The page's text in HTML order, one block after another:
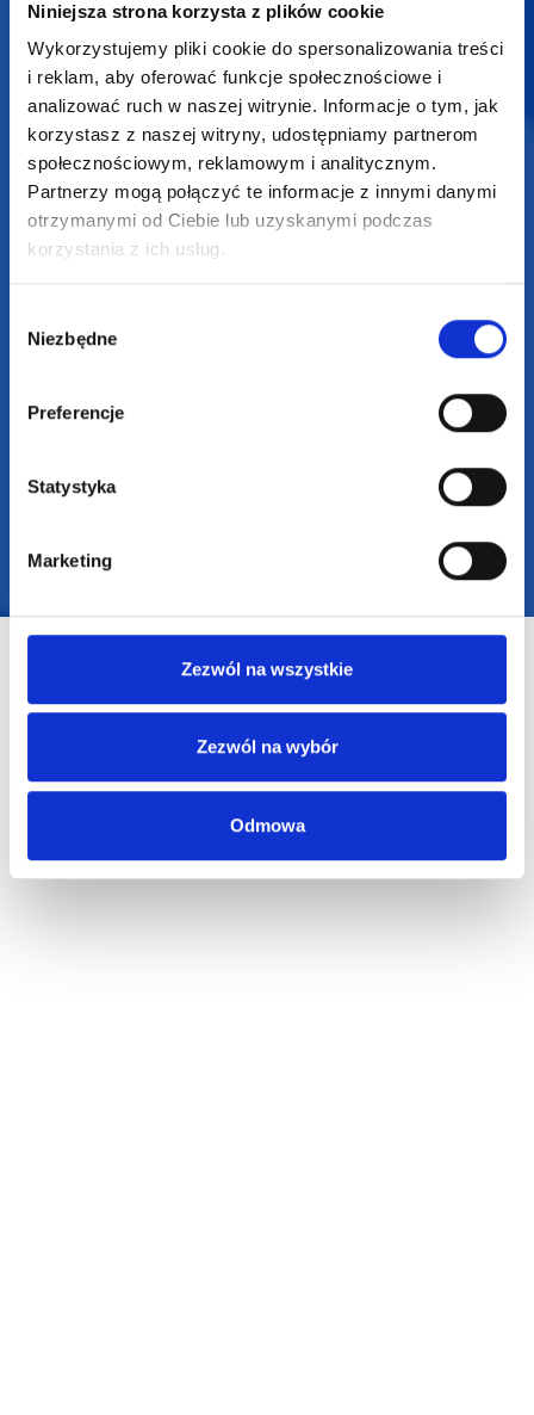
Niniejsza strona korzysta z plików cookie
Wykorzystujemy pliki cookie do spersonalizowania treści
i reklam, aby oferować funkcje społecznościowe i
analizować ruch w naszej witrynie. Informacje o tym, jak
korzystasz z naszej witryny, udostępniamy partnerom
społecznościowym, reklamowym i analitycznym.
Partnerzy mogą połączyć te informacje z innymi danymi
otrzymanymi od Ciebie lub uzyskanymi podczas
korzystania z ich usług.
zgody
Niezbędne
Preferencje
Statystyka
Marketing
Zezwól na wszystkie
Zezwól na wybór
Odmowa
biuro@supergadzet.com
Zapraszamy do kontaktu
od poniedziałku do piątku
w godzinach 8:00 - 16:00
Dołącz do nas na
2025 SUPERGADŻET.com © Wszelkie prawa zastrzeżone /